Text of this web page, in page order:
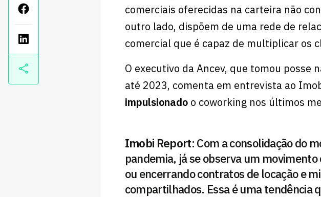
comerciais oferecidas na carteira não
outro lado, dispõem de uma rede de
comercial que é capaz de multiplicar os
O executivo da Ancev, que tomou posse
até 2023, comenta em entrevista ao
impulsionadoo coworking nos últimos
Imobi Report: Com a consolidação do
pandemia, já se observa um
ou encerrando contratos de locação e
compartilhados. Essa é uma tendência